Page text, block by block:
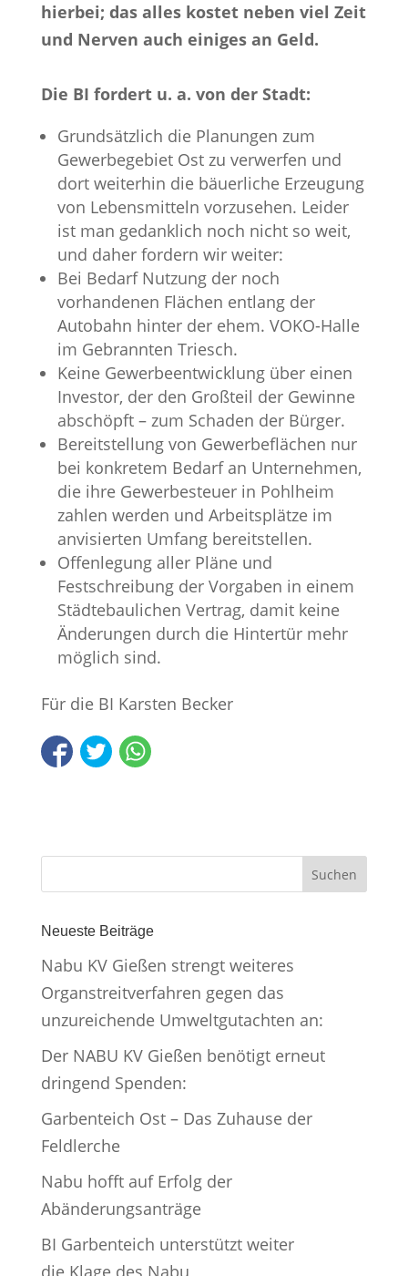
hierbei; das alles kostet neben viel Zeit
und Nerven auch einiges an Geld.
Die BI fordert u. a. von der Stadt:
Grundsätzlich die Planungen zum
Gewerbegebiet Ost zu verwerfen und
dort weiterhin die bäuerliche Erzeugung
von Lebensmitteln vorzusehen. Leider
ist man gedanklich noch nicht so weit,
und daher fordern wir weiter:
Bei Bedarf Nutzung der noch
vorhandenen Flächen entlang der
Autobahn hinter der ehem. VOKO-Halle
im Gebrannten Triesch.
Keine Gewerbeentwicklung über einen
Investor, der den Großteil der Gewinne
abschöpft – zum Schaden der Bürger.
Bereitstellung von Gewerbeflächen nur
bei konkretem Bedarf an Unternehmen,
die ihre Gewerbesteuer in Pohlheim
zahlen werden und Arbeitsplätze im
anvisierten Umfang bereitstellen.
Offenlegung aller Pläne und
Festschreibung der Vorgaben in einem
Städtebaulichen Vertrag, damit keine
Änderungen durch die Hintertür mehr
möglich sind.
Für die BI Karsten Becker
Neueste Beiträge
Nabu KV Gießen strengt weiteres
Organstreitverfahren gegen das
unzureichende Umweltgutachten an:
Der NABU KV Gießen benötigt erneut
dringend Spenden:
Garbenteich Ost – Das Zuhause der
Feldlerche
Nabu hofft auf Erfolg der
Abänderungsanträge
BI Garbenteich unterstützt weiter
die Klage des Nabu